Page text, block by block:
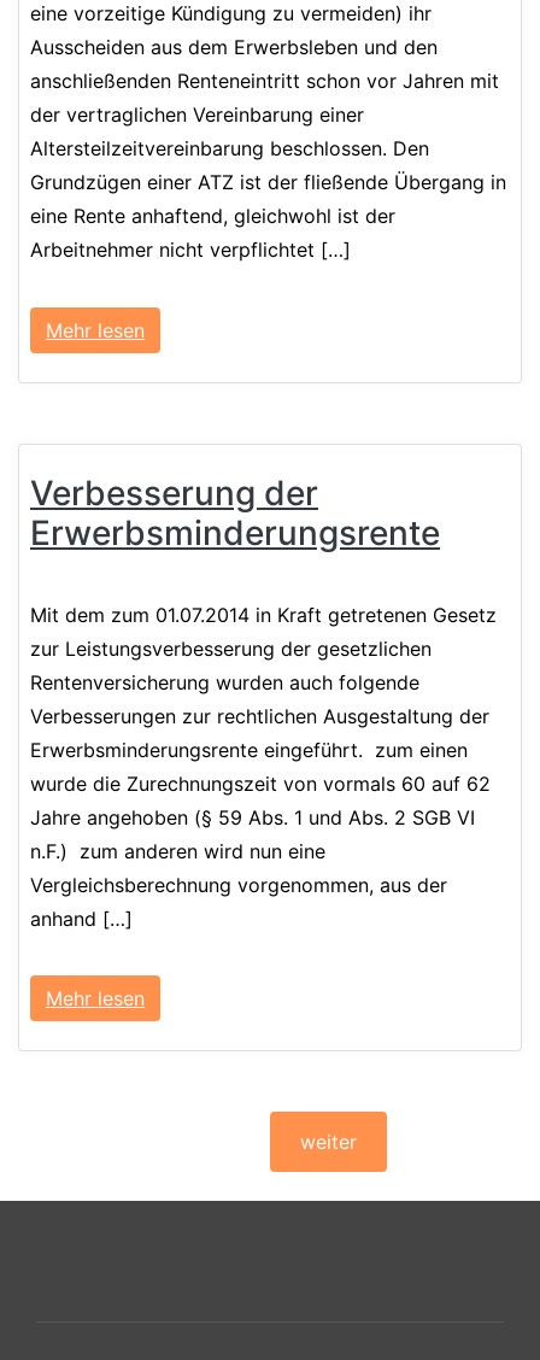
eine vorzeitige Kündigung zu vermeiden) ihr
Ausscheiden aus dem Erwerbsleben und den
anschließenden Renteneintritt schon vor Jahren mit
der vertraglichen Vereinbarung einer
Altersteilzeitvereinbarung beschlossen. Den
Grundzügen einer ATZ ist der fließende Übergang in
eine Rente anhaftend, gleichwohl ist der
Arbeitnehmer nicht verpflichtet […]
Mehr lesen
Verbesserung der
Erwerbsminderungs­rente
Mit dem zum 01.07.2014 in Kraft getretenen Gesetz
zur Leistungsverbesserung der gesetzlichen
Rentenversicherung wurden auch folgende
Verbesserungen zur rechtlichen Ausgestaltung der
Erwerbsminderungsrente eingeführt. zum einen
wurde die Zurechnungszeit von vormals 60 auf 62
Jahre angehoben (§ 59 Abs. 1 und Abs. 2 SGB VI
n.F.) zum anderen wird nun eine
Vergleichsberechnung vorgenommen, aus der
anhand […]
Mehr lesen
weiter